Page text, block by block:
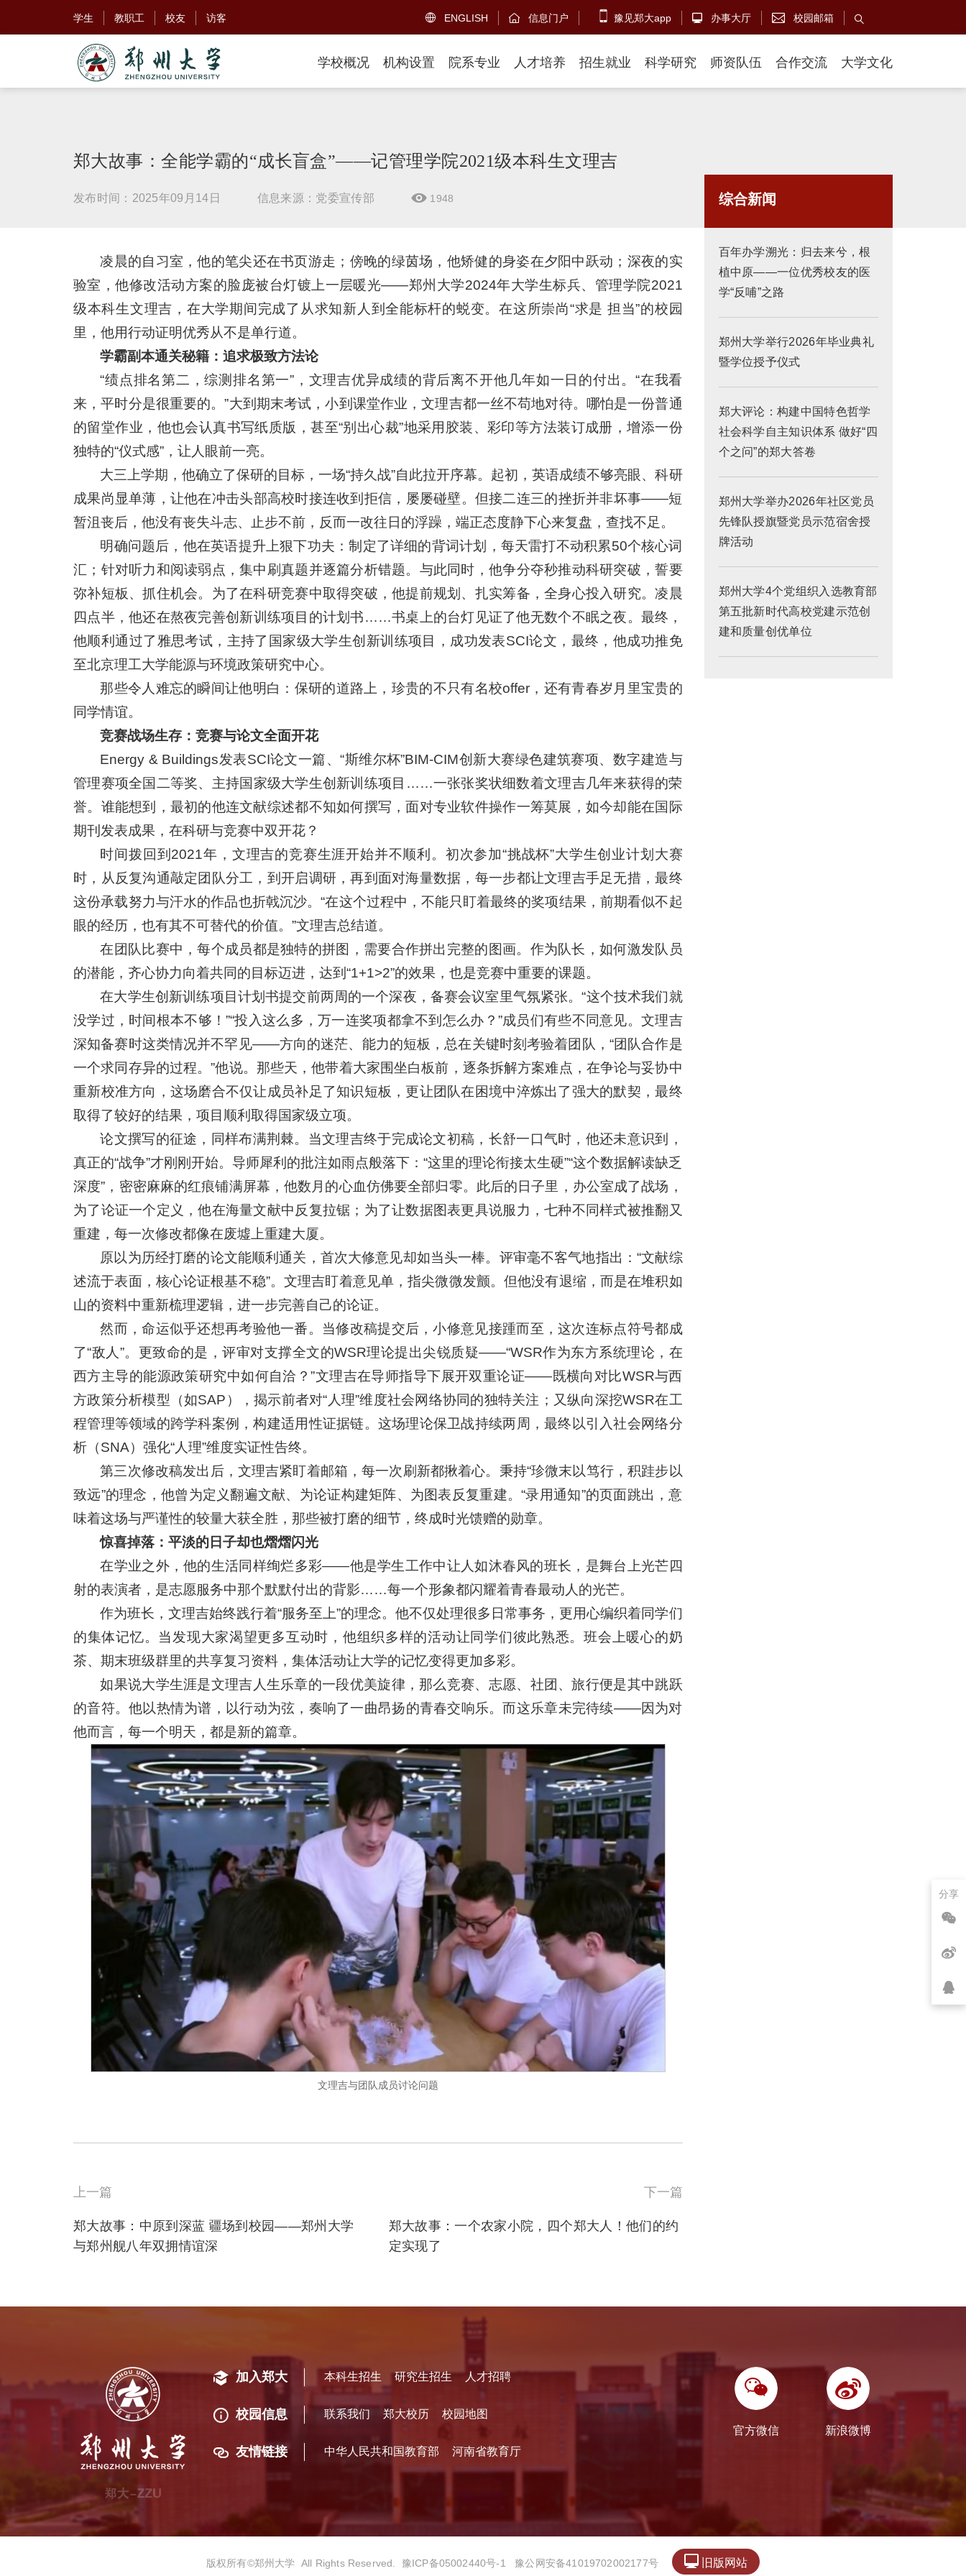
学生 教职工 校友 访客  ENGLISH  信息门户 豫见郑大app  办事大厅  校园邮箱 
学校概况 机构设置 院系专业 人才培养 招生就业 科学研究 师资队伍 合作交流 大学文化
郑大故事：全能学霸的“成长盲盒”——记管理学院2021级本科生文理吉
发布时间：2025年09月14日 信息来源：党委宣传部  1948
凌晨的自习室，他的笔尖还在书页游走；傍晚的绿茵场，他矫健的身姿在夕阳中跃动；深夜的实
验室，他修改活动方案的脸庞被台灯镀上一层暖光——郑州大学2024年大学生标兵、管理学院2021
级本科生文理吉，在大学期间完成了从求知新人到全能标杆的蜕变。在这所崇尚“求是 担当”的校园
里，他用行动证明优秀从不是单行道。
学霸副本通关秘籍：追求极致方法论
“绩点排名第二，综测排名第一”，文理吉优异成绩的背后离不开他几年如一日的付出。“在我看
来，平时分是很重要的。”大到期末考试，小到课堂作业，文理吉都一丝不苟地对待。哪怕是一份普通
的留堂作业，他也会认真书写纸质版，甚至“别出心裁”地采用胶装、彩印等方法装订成册，增添一份
独特的“仪式感”，让人眼前一亮。
大三上学期，他确立了保研的目标，一场“持久战”自此拉开序幕。起初，英语成绩不够亮眼、科研
成果尚显单薄，让他在冲击头部高校时接连收到拒信，屡屡碰壁。但接二连三的挫折并非坏事——短
暂沮丧后，他没有丧失斗志、止步不前，反而一改往日的浮躁，端正态度静下心来复盘，查找不足。
明确问题后，他在英语提升上狠下功夫：制定了详细的背词计划，每天雷打不动积累50个核心词
汇；针对听力和阅读弱点，集中刷真题并逐篇分析错题。与此同时，他争分夺秒推动科研突破，誓要
弥补短板、抓住机会。为了在科研竞赛中取得突破，他提前规划、扎实筹备，全身心投入研究。凌晨
四点半，他还在熬夜完善创新训练项目的计划书……书桌上的台灯见证了他无数个不眠之夜。最终，
他顺利通过了雅思考试，主持了国家级大学生创新训练项目，成功发表SCI论文，最终，他成功推免
至北京理工大学能源与环境政策研究中心。
那些令人难忘的瞬间让他明白：保研的道路上，珍贵的不只有名校offer，还有青春岁月里宝贵的
同学情谊。
竞赛战场生存：竞赛与论文全面开花
Energy & Buildings发表SCI论文一篇、“斯维尔杯”BIM-CIM创新大赛绿色建筑赛项、数字建造与
管理赛项全国二等奖、主持国家级大学生创新训练项目……一张张奖状细数着文理吉几年来获得的荣
誉。谁能想到，最初的他连文献综述都不知如何撰写，面对专业软件操作一筹莫展，如今却能在国际
期刊发表成果，在科研与竞赛中双开花？
时间拨回到2021年，文理吉的竞赛生涯开始并不顺利。初次参加“挑战杯”大学生创业计划大赛
时，从反复沟通敲定团队分工，到开启调研，再到面对海量数据，每一步都让文理吉手足无措，最终
这份承载努力与汗水的作品也折戟沉沙。“在这个过程中，不能只盯着最终的奖项结果，前期看似不起
眼的经历，也有其不可替代的价值。”文理吉总结道。
在团队比赛中，每个成员都是独特的拼图，需要合作拼出完整的图画。作为队长，如何激发队员
的潜能，齐心协力向着共同的目标迈进，达到“1+1>2”的效果，也是竞赛中重要的课题。
在大学生创新训练项目计划书提交前两周的一个深夜，备赛会议室里气氛紧张。“这个技术我们就
没学过，时间根本不够！”“投入这么多，万一连奖项都拿不到怎么办？”成员们有些不同意见。文理吉
深知备赛时这类情况并不罕见——方向的迷茫、能力的短板，总在关键时刻考验着团队，“团队合作是
一个求同存异的过程。”他说。那些天，他带着大家围坐白板前，逐条拆解方案难点，在争论与妥协中
重新校准方向，这场磨合不仅让成员补足了知识短板，更让团队在困境中淬炼出了强大的默契，最终
取得了较好的结果，项目顺利取得国家级立项。
论文撰写的征途，同样布满荆棘。当文理吉终于完成论文初稿，长舒一口气时，他还未意识到，
真正的“战争”才刚刚开始。导师犀利的批注如雨点般落下：“这里的理论衔接太生硬”“这个数据解读缺乏
深度”，密密麻麻的红痕铺满屏幕，他数月的心血仿佛要全部归零。此后的日子里，办公室成了战场，
为了论证一个定义，他在海量文献中反复拉锯；为了让数据图表更具说服力，七种不同样式被推翻又
重建，每一次修改都像在废墟上重建大厦。
原以为历经打磨的论文能顺利通关，首次大修意见却如当头一棒。评审毫不客气地指出：“文献综
述流于表面，核心论证根基不稳”。文理吉盯着意见单，指尖微微发颤。但他没有退缩，而是在堆积如
山的资料中重新梳理逻辑，进一步完善自己的论证。
然而，命运似乎还想再考验他一番。当修改稿提交后，小修意见接踵而至，这次连标点符号都成
了“敌人”。更致命的是，评审对支撑全文的WSR理论提出尖锐质疑——“WSR作为东方系统理论，在
西方主导的能源政策研究中如何自洽？”文理吉在导师指导下展开双重论证——既横向对比WSR与西
方政策分析模型（如SAP），揭示前者对“人理”维度社会网络协同的独特关注；又纵向深挖WSR在工
程管理等领域的跨学科案例，构建适用性证据链。这场理论保卫战持续两周，最终以引入社会网络分
析（SNA）强化“人理”维度实证性告终。
第三次修改稿发出后，文理吉紧盯着邮箱，每一次刷新都揪着心。秉持“珍微末以笃行，积跬步以
致远”的理念，他曾为定义翻遍文献、为论证构建矩阵、为图表反复重建。“录用通知”的页面跳出，意
味着这场与严谨性的较量大获全胜，那些被打磨的细节，终成时光馈赠的勋章。
惊喜掉落：平淡的日子却也熠熠闪光
在学业之外，他的生活同样绚烂多彩——他是学生工作中让人如沐春风的班长，是舞台上光芒四
射的表演者，是志愿服务中那个默默付出的背影……每一个形象都闪耀着青春最动人的光芒。
作为班长，文理吉始终践行着“服务至上”的理念。他不仅处理很多日常事务，更用心编织着同学们
的集体记忆。当发现大家渴望更多互动时，他组织多样的活动让同学们彼此熟悉。班会上暖心的奶
茶、期末班级群里的共享复习资料，集体活动让大学的记忆变得更加多彩。
如果说大学生涯是文理吉人生乐章的一段优美旋律，那么竞赛、志愿、社团、旅行便是其中跳跃
的音符。他以热情为谱，以行动为弦，奏响了一曲昂扬的青春交响乐。而这乐章未完待续——因为对
他而言，每一个明天，都是新的篇章。
文理吉与团队成员讨论问题
上一篇
郑大故事：中原到深蓝 疆场到校园——郑州大学
与郑州舰八年双拥情谊深
下一篇
郑大故事：一个农家小院，四个郑大人！他们的约
定实现了
综合新闻
百年办学溯光：归去来兮，根
植中原——一位优秀校友的医
学“反哺”之路
郑州大学举行2026年毕业典礼
暨学位授予仪式
郑大评论：构建中国特色哲学
社会科学自主知识体系 做好“四
个之问”的郑大答卷
郑州大学举办2026年社区党员
先锋队授旗暨党员示范宿舍授
牌活动
郑州大学4个党组织入选教育部
第五批新时代高校党建示范创
建和质量创优单位
加入郑大 本科生招生 研究生招生 人才招聘
校园信息 联系我们 郑大校历 校园地图
友情链接 中华人民共和国教育部 河南省教育厅
官方微信 新浪微博
版权所有©️郑州大学 All Rights Reserved. 豫ICP备05002440号-1 豫公网安备41019702002177号 旧版网站
分享